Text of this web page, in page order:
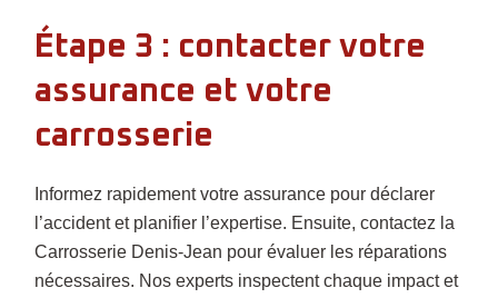
Étape 3 : contacter votre
assurance et votre
carrosserie
Informez rapidement votre assurance pour déclarer
l’accident et planifier l’expertise. Ensuite, contactez la
Carrosserie Denis-Jean pour évaluer les réparations
nécessaires. Nos experts inspectent chaque impact et